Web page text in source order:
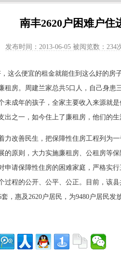
南丰2620户困难户住
发布时间：2013-06-05 被阅览数： 234
么便宜的租金就能住到这么好的房
租房。周建兰家总共5口人，自己身患
未成年的孩子，全家主要收入来源就
出之一，如今住上了廉租房，他们的
改善民生，把保障性住房工程列为一
的原则，大力实施廉租房、公租房等
申请保障性住房的困难家庭，严格实
过程的公开、公平、公正。目前，该
，惠及2620户居民，为9480户居民发